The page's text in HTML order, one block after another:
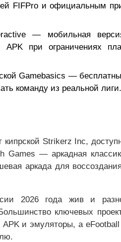
FIFPro и официальным
— мобильная версия
при ограничениях
Gamebasics —
команду из реальной лиги.
Strikerz Inc,
Games — аркадная
аркада для
2026 года жив и
ключевых
APK и эмуляторы, а